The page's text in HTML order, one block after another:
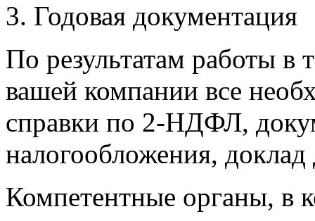
Годовая документация
По результатам работы в
вашей компании все
справки по 2-НДФЛ,
налогообложения, доклад
Компетентные органы, в